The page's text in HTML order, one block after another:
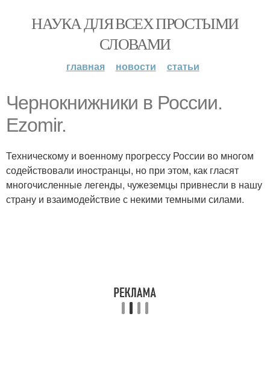
НАУКА ДЛЯ ВСЕХ ПРОСТЫМИ
СЛОВАМИ
главная новости статьи
Чернокнижники в России.
Ezomir.
Техническому и военному прогрессу России во многом
содействовали иностранцы, но при этом, как гласят
многочисленные легенды, чужеземцы привнесли в нашу
страну и взаимодействие с некими темными силами.